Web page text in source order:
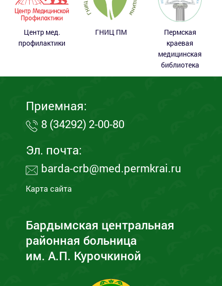
Центр мед.
профилактики
ГНИЦ ПМ
Пермская
краевая
медицинская
библиотека
Приемная:
8 (34292) 2-00-80
Эл. почта:
barda-crb@med.permkrai.ru
Карта сайта
Бардымская центральная
районная больница
им. А.П. Курочкиной